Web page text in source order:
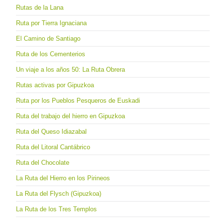
Rutas de la Lana
Ruta por Tierra Ignaciana
El Camino de Santiago
Ruta de los Cementerios
Un viaje a los años 50: La Ruta Obrera
Rutas activas por Gipuzkoa
Ruta por los Pueblos Pesqueros de Euskadi
Ruta del trabajo del hierro en Gipuzkoa
Ruta del Queso Idiazabal
Ruta del Litoral Cantábrico
Ruta del Chocolate
La Ruta del Hierro en los Pirineos
La Ruta del Flysch (Gipuzkoa)
La Ruta de los Tres Templos